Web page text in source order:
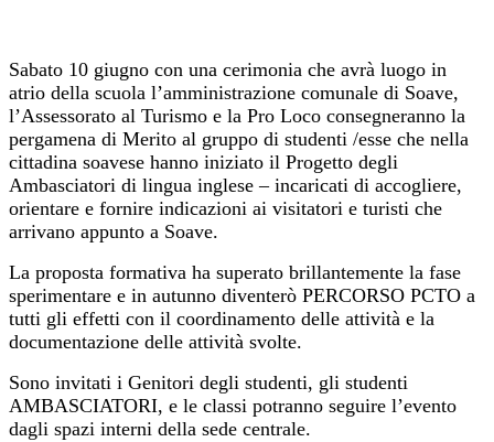
Sabato 10 giugno con una cerimonia che avrà luogo in
atrio della scuola l’amministrazione comunale di Soave,
l’Assessorato al Turismo e la Pro Loco consegneranno la
pergamena di Merito al gruppo di studenti /esse che nella
cittadina soavese hanno iniziato il Progetto degli
Ambasciatori di lingua inglese – incaricati di accogliere,
orientare e fornire indicazioni ai visitatori e turisti che
arrivano appunto a Soave.
La proposta formativa ha superato brillantemente la fase
sperimentare e in autunno diventerò PERCORSO PCTO a
tutti gli effetti con il coordinamento delle attività e la
documentazione delle attività svolte.
Sono invitati i Genitori degli studenti, gli studenti
AMBASCIATORI, e le classi potranno seguire l’evento
dagli spazi interni della sede centrale.